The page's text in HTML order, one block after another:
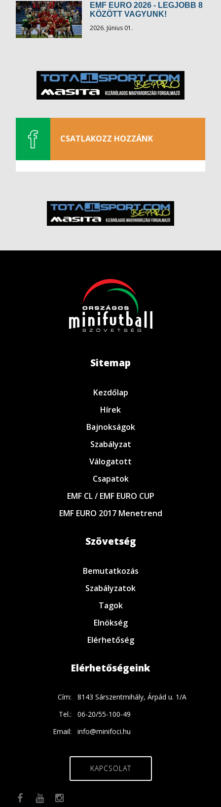
EMF EURO 2026 - LEGJOBB 8
KÖZÖTT VAGYUNK!
2026. Június 01.
CSATLAKOZZ HOZZÁNK
Sitemap
Kezdőlap
Hírek
Bajnokságok
Szabályzat
Válogatott
Csapatok
EMF CL / EMF EURO CUP
EMF EURO 2017 Menetrend
Szövetség
Bemutatkozás
Szabályzatok
Tagok
Elnökség
Elérhetőség
Elérhetőségeink
Cím:
8143 Sárszentmihály, Árpád u. 1/A
Tel.:
06-20/55-100-49
Email:
info@minifoci.hu
KAPCSOLAT